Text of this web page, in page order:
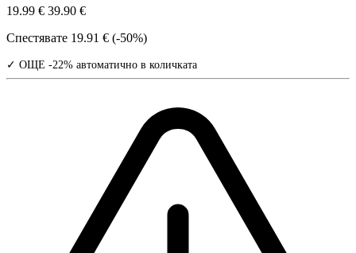
19.99 € 39.90 €
Спестявате 19.91 € (-50%)
✓ ОЩЕ -22% автоматично в количката